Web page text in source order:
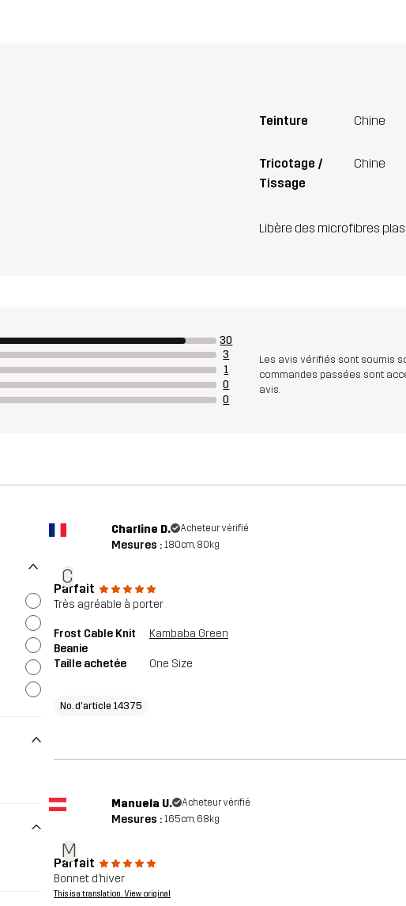
Teinture Chine
Tricotage /
Tissage
Chine
Libère des microfibres
30
3
1
0
0
Les avis vérifiés sont soumis
commandes passées sont
avis.
C
Charline D. Acheteur vérifié
Mesures : 180cm, 80kg
Parfait
Très agréable à porter
Frost Cable Knit
Beanie
Kambaba Green
Taille achetée One Size
No. d'article 14375
M
Manuela U. Acheteur vérifié
Mesures : 165cm, 68kg
Parfait
Bonnet d’hiver
This is a translation. View original